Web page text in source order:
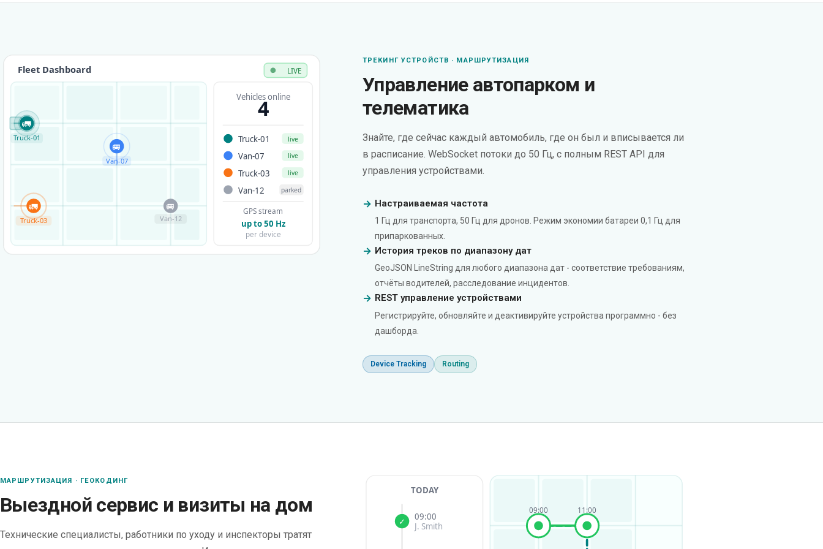
ТРЕКИНГ УСТРОЙСТВ · МАРШРУТИЗАЦИЯ
Управление автопарком и
телематика
Знайте, где сейчас каждый автомобиль, где он был и вписывается ли
в расписание. WebSocket потоки до 50 Гц, с полным REST API для
управления устройствами.
Настраиваемая частота
1 Гц для транспорта, 50 Гц для дронов. Режим экономии батареи 0,1 Гц для
припаркованных.
История треков по диапазону дат
GeoJSON LineString для любого диапазона дат - соответствие требованиям,
отчёты водителей, расследование инцидентов.
REST управление устройствами
Регистрируйте, обновляйте и деактивируйте устройства программно - без
дашборда.
Device Tracking Routing
Fleet Dashboard LIVE
🏭 🚛
Truck-01 🚐
Van-07
🚛
Truck-03
🚐
Van-12
Vehicles online
4
Truck-01 live
Van-07 live
Truck-03 live
Van-12 parked
GPS stream
up to 50 Hz
per device
МАРШРУТИЗАЦИЯ · ГЕОКОДИНГ
Выездной сервис и визиты на дом
Технические специалисты, работники по уходу и инспекторы тратят
TODAY
✓
09:00
J. Smith
09:00 11:00